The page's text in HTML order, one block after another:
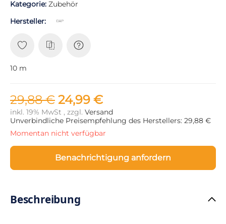
Kategorie: Zubehör
Hersteller:
10 m
29,88 € 24,99 €
inkl. 19% MwSt , zzgl. Versand
Unverbindliche Preisempfehlung des Herstellers: 29,88 €
Momentan nicht verfügbar
Benachrichtigung anfordern
Beschreibung